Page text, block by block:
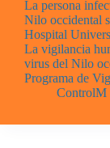
La persona
Nilo occidental
Hospital
La vigilancia
virus del Nilo
Programa de
ControlM